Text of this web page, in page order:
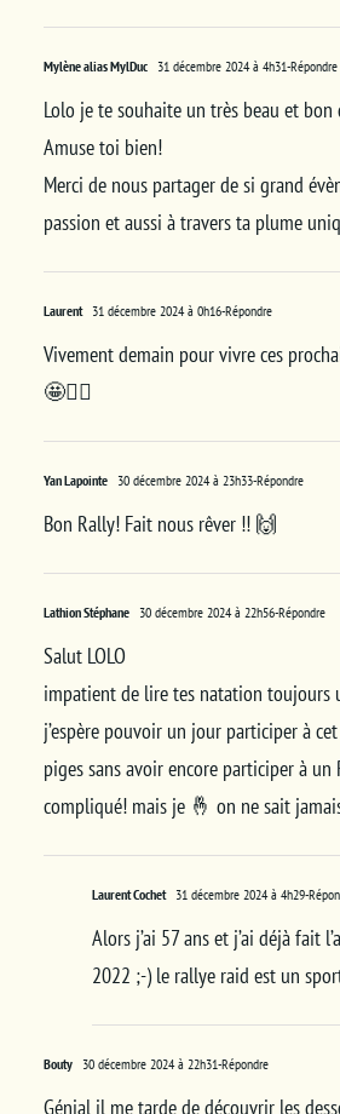
Mylène alias MylDuc 31 décembre 2024 à 4h31-Répondre
Lolo je te souhaite un très beau et bon
Amuse toi bien!
Merci de nous partager de si grand
passion et aussi à travers ta plume
Laurent 31 décembre 2024 à 0h16-Répondre
Vivement demain pour vivre ces
🤩✌🏻
Yan Lapointe 30 décembre 2024 à 23h33-Répondre
Bon Rally! Fait nous rêver !! 🙌
Lathion Stéphane 30 décembre 2024 à 22h56-Répondre
Salut LOLO
impatient de lire tes natation toujours
j’espère pouvoir un jour participer à
piges sans avoir encore participer à un
compliqué! mais je 🤞 on ne sait
Laurent Cochet 31 décembre 2024 à 4h29-
Alors j’ai 57 ans et j’ai déjà fait
2022 ;-) le rallye raid est un
Bouty 30 décembre 2024 à 22h31-Répondre
Génial il me tarde de découvrir les